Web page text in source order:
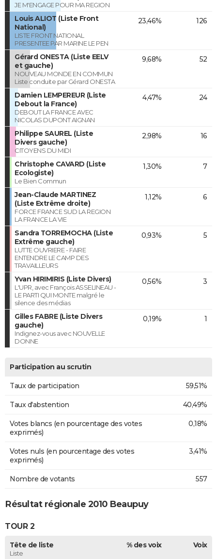
JE M'ENGAGE POUR MA REGION
Louis ALIOT (Liste Front
National)
LISTE FRONT NATIONAL
PRESENTEE PAR MARINE LE PEN
23,46% 126
Gérard ONESTA (Liste EELV
et gauche)
NOUVEAU MONDE EN COMMUN
Liste conduite par Gérard ONESTA
9,68% 52
Damien LEMPEREUR (Liste
Debout la France)
DEBOUT LA FRANCE AVEC
NICOLAS DUPONT AIGNAN
4,47% 24
Philippe SAUREL (Liste
Divers gauche)
CITOYENS DU MIDI
2,98% 16
Christophe CAVARD (Liste
Ecologiste)
Le Bien Commun
1,30% 7
Jean-Claude MARTINEZ
(Liste Extrême droite)
FORCE FRANCE SUD LA REGION
LA FRANCE LA VIE
1,12% 6
Sandra TORREMOCHA (Liste
Extrême gauche)
LUTTE OUVRIERE - FAIRE
ENTENDRE LE CAMP DES
TRAVAILLEURS
0,93% 5
Yvan HIRIMIRIS (Liste Divers)
L'UPR, avec François ASSELINEAU -
LE PARTI QUI MONTE malgré le
silence des médias
0,56% 3
Gilles FABRE (Liste Divers
gauche)
Indignez-vous avec NOUVELLE
DONNE
0,19% 1
Participation au scrutin
Taux de participation 59,51%
Taux d'abstention 40,49%
Votes blancs (en pourcentage des votes
exprimés)
0,18%
Votes nuls (en pourcentage des votes
exprimés)
3,41%
Nombre de votants 557
Résultat régionale 2010 Beaupuy
TOUR 2
Tête de liste
Liste
% des voix Voix